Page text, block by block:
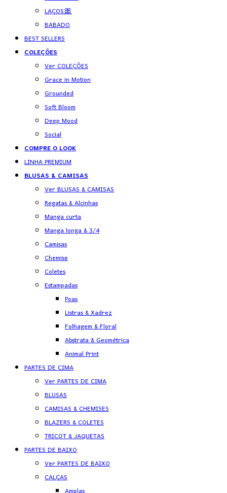
LAÇOS🎀
BABADO
BEST SELLERS
COLEÇÕES
Ver COLEÇÕES
Grace in Motion
Grounded
Soft Bloom
Deep Mood
Social
COMPRE O LOOK
LINHA PREMIUM
BLUSAS & CAMISAS
Ver BLUSAS & CAMISAS
Regatas & Alcinhas
Manga curta
Manga longa & 3/4
Camisas
Chemise
Coletes
Estampadas
Poas
Listras & Xadrez
Folhagem & Floral
Abstrata & Geométrica
Animal Print
PARTES DE CIMA
Ver PARTES DE CIMA
BLUSAS
CAMISAS & CHEMISES
BLAZERS & COLETES
TRICOT & JAQUETAS
PARTES DE BAIXO
Ver PARTES DE BAIXO
CALÇAS